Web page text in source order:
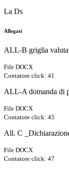
La Ds
Allegati
ALL-B griglia
File DOCX
Contatore click: 41
ALL-A domanda di
File DOCX
Contatore click: 45
All. C
File DOCX
Contatore click: 47